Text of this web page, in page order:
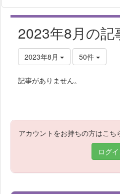
2023年8月の記
2023年8月 50件
記事がありません。
アカウントをお持ちの方はこ
ログ